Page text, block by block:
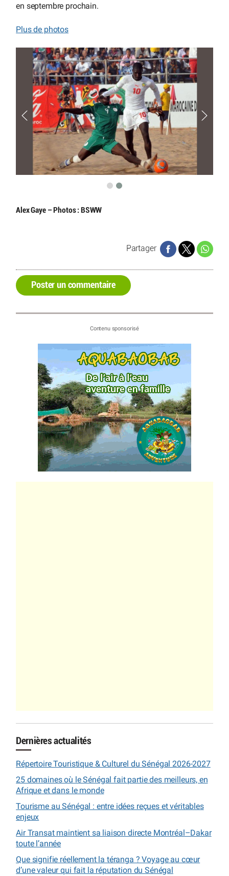
en septembre prochain.
Plus de photos
Alex Gaye – Photos : BSWW
Partager
Poster un commentaire
Dernières actualités
Répertoire Touristique & Culturel du Sénégal 2026-2027
25 domaines où le Sénégal fait partie des meilleurs, en
Afrique et dans le monde
Tourisme au Sénégal : entre idées reçues et véritables
enjeux
Air Transat maintient sa liaison directe Montréal–Dakar
toute l’année
Que signifie réellement la téranga ? Voyage au cœur
d’une valeur qui fait la réputation du Sénégal